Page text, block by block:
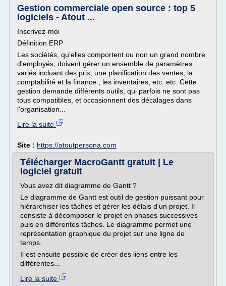
Gestion commerciale open source : top 5
logiciels - Atout ...
Inscrivez-moi
Définition ERP
Les sociétés, qu'elles comportent ou non un grand nombre
d'employés, doivent gérer un ensemble de paramètres
variés incluant des prix, une planification des ventes, la
comptabilité et la finance , les inventaires, etc. etc. Cette
gestion demande différents outils, qui parfois ne sont pas
tous compatibles, et occasionnent des décalages dans
l'organisation...
Lire la suite
Site : https://atoutpersona.com
Télécharger MacroGantt gratuit | Le
logiciel gratuit
Vous avez dit diagramme de Gantt ?
Le diagramme de Gantt est outil de gestion puissant pour
hiérarchiser les tâches et gérer les délais d'un projet. Il
consiste à décomposer le projet en phases successives
puis en différentes tâches. Le diagramme permet une
représentation graphique du projet sur une ligne de
temps.
Il est ensuite possible de créer des liens entre les
différentes...
Lire la suite